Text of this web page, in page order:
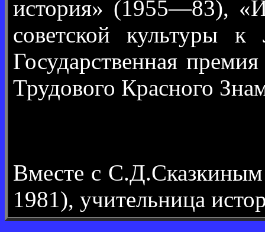
история» (1955—83),
советской культуры
Государственная
Трудового Красного
Вместе с
1981), учительница